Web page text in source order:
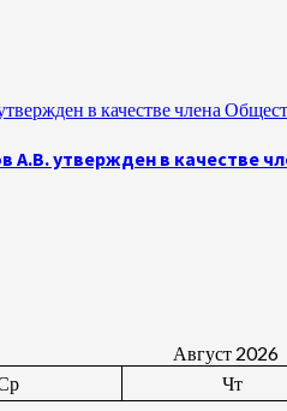
в качестве члена
утвержден в качестве
Август 2026
Чт